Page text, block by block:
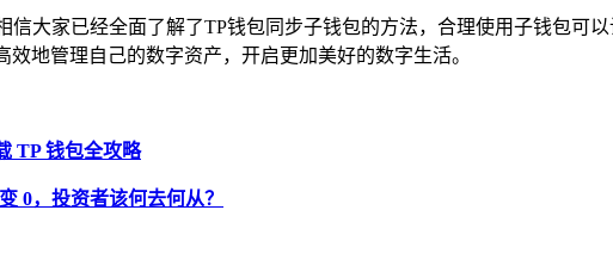
信大家已经全面了解了TP钱包同步子钱包的方法，合理使用子钱包可
地管理自己的数字资产，开启更加美好的数字生活。
TP 钱包全攻略
0，投资者该何去何从？